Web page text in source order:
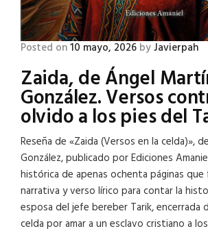
Posted on10 mayo, 2026 byJavierpah
Zaida, de Ángel
González. Versos
olvido a los pies del
Reseña de «Zaida (Versos en la celda)»,
González, publicado por Ediciones
histórica de apenas ochenta páginas
narrativa y verso lírico para contar la
esposa del jefe bereber Tarik, encerrada
celda por amar a un esclavo cristiano a